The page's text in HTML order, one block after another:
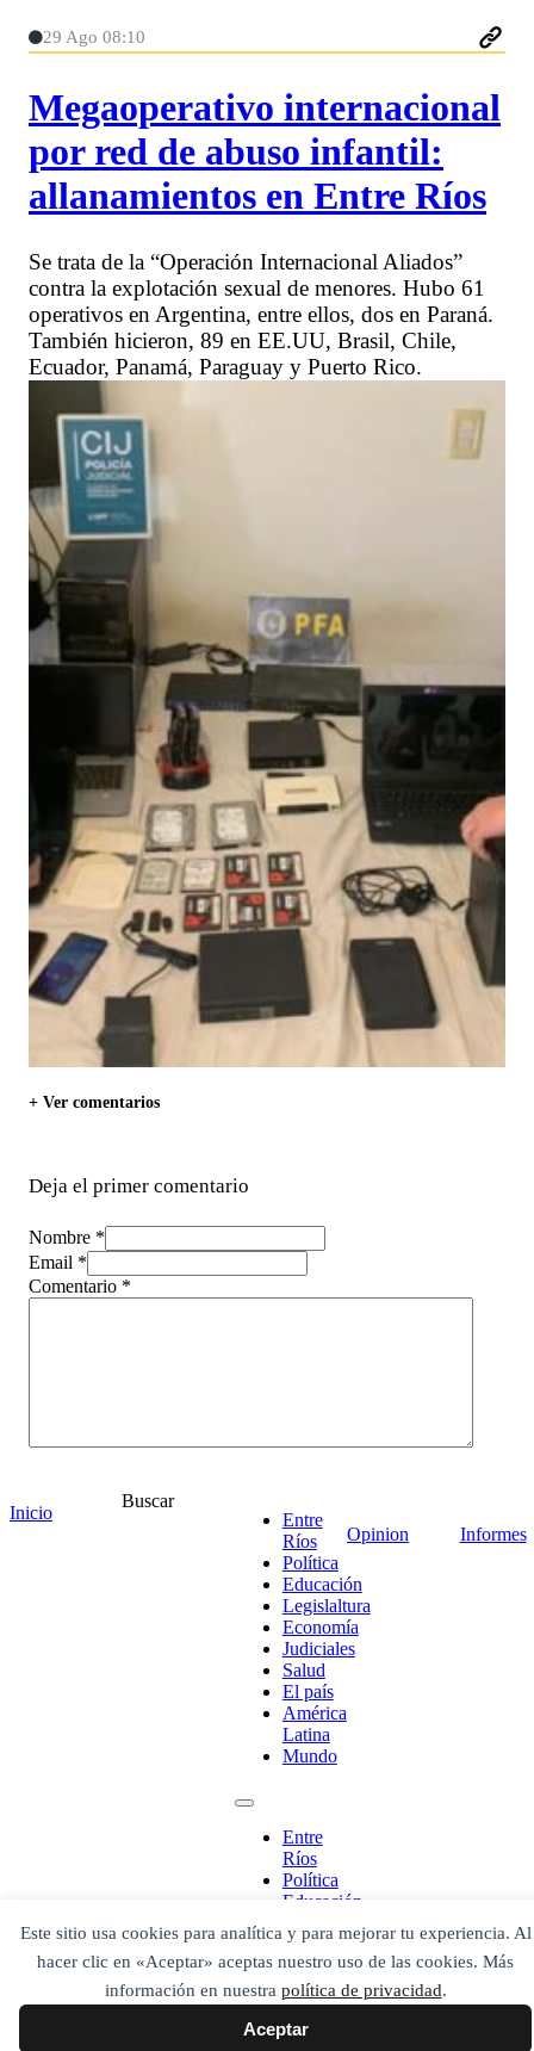
Este sitio usa cookies para analítica y para mejorar tu experiencia. Al
hacer clic en «Aceptar» aceptas nuestro uso de las cookies. Más
información en nuestra política de privacidad.
Aceptar
29 Ago 08:10
Megaoperativo internacional
por red de abuso infantil:
allanamientos en Entre Ríos
Se trata de la “Operación Internacional Aliados”
contra la explotación sexual de menores. Hubo 61
operativos en Argentina, entre ellos, dos en Paraná.
También hicieron, 89 en EE.UU, Brasil, Chile,
Ecuador, Panamá, Paraguay y Puerto Rico.
+ Ver comentarios
Deja el primer comentario
Nombre *
Email *
Comentario *
Inicio
Buscar
Entre
Ríos
Política
Educación
Legislaltura
Economía
Judiciales
Salud
El país
América
Latina
Mundo
Entre
Ríos
Política
Educación
Legislaltura
Economía
Judiciales
Salud
El país
América
Opinion Informes
¡Ponete en contacto!
Escribe aquí abajo lo que desees buscar